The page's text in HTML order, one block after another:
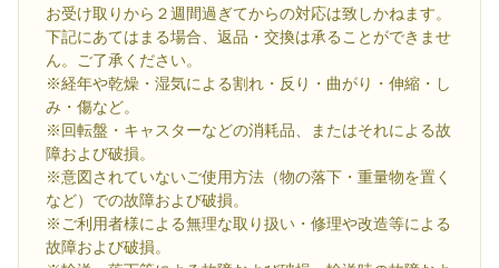
お受け取りから２週間過ぎてからの対応は致しかねます。
下記にあてはまる場合、返品・交換は承ることができませ
ん。ご了承ください。
※経年や乾燥・湿気による割れ・反り・曲がり・伸縮・し
み・傷など。
※回転盤・キャスターなどの消耗品、またはそれによる故
障および破損。
※意図されていないご使用方法（物の落下・重量物を置く
など）での故障および破損。
※ご利用者様による無理な取り扱い・修理や改造等による
故障および破損。